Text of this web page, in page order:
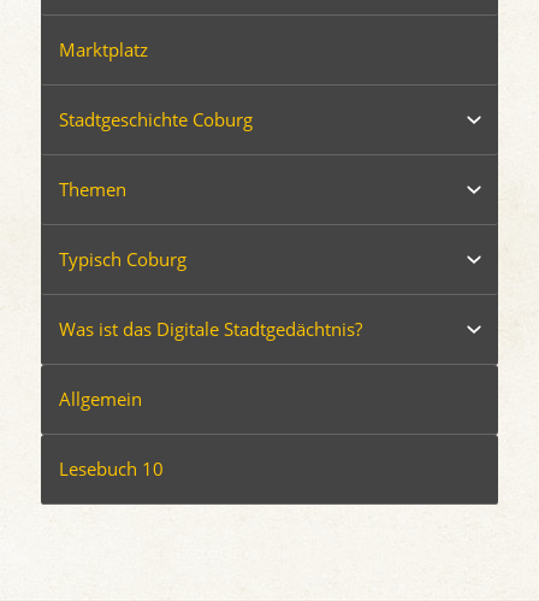
Marktplatz
Stadtgeschichte Coburg
Themen
Typisch Coburg
Was ist das Digitale Stadtgedächtnis?
Allgemein
Lesebuch 10